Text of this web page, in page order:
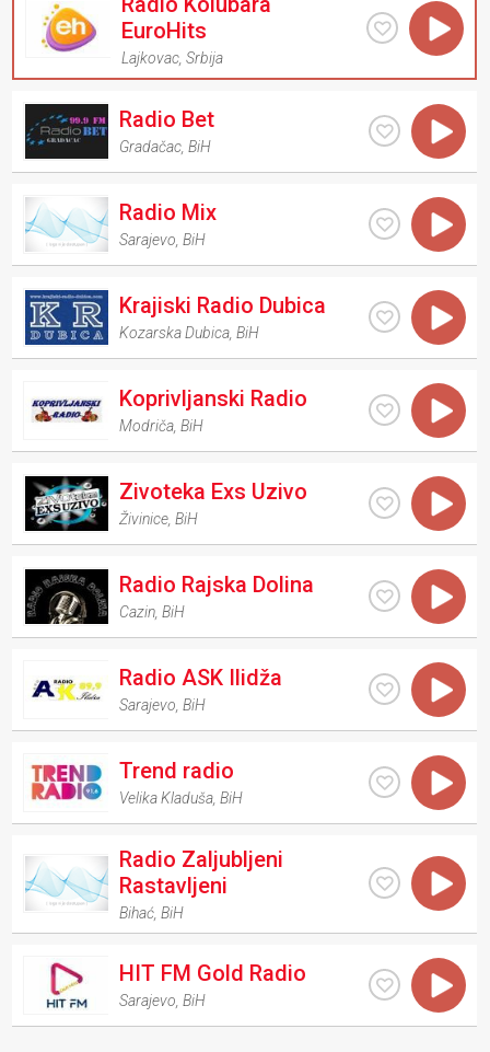
EuroHits
Lajkovac ,Srbija
Radio Bet
Gradačac ,BiH
Radio Mix
Sarajevo ,BiH
Krajiski Radio Dubica
Kozarska Dubica ,BiH
Koprivljanski Radio
Modriča ,BiH
Zivoteka Exs Uzivo
Živinice ,BiH
Radio Rajska Dolina
Cazin ,BiH
Radio ASK Ilidža
Sarajevo ,BiH
Trend radio
Velika Kladuša ,BiH
Radio Zaljubljeni
Rastavljeni
Bihać ,BiH
HIT FM Gold Radio
Sarajevo ,BiH